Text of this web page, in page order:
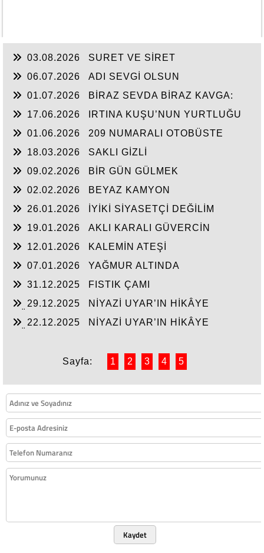
03.08.2026
SURET VE SİRET
06.07.2026
ADI SEVGİ OLSUN
01.07.2026
BİRAZ SEVDA BİRAZ KAVGA:
17.06.2026
IRTINA KUŞU’NUN YURTLUĞU
01.06.2026
209 NUMARALI OTOBÜSTE
18.03.2026
SAKLI GİZLİ
09.02.2026
BİR GÜN GÜLMEK
02.02.2026
BEYAZ KAMYON
26.01.2026
İYİKİ SİYASETÇİ DEĞİLİM
19.01.2026
AKLI KARALI GÜVERCİN
12.01.2026
KALEMİN ATEŞİ
07.01.2026
YAĞMUR ALTINDA
31.12.2025
FISTIK ÇAMI
29.12.2025
NİYAZİ UYAR’IN HİKÂYE
22.12.2025
NİYAZİ UYAR’IN HİKÂYE
Sayfa: 1 2 3 4 5
Kaydet